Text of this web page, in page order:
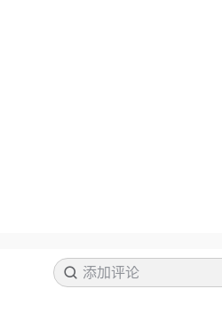
添加评论